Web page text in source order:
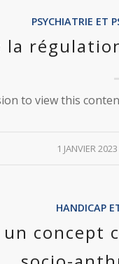
PSYCHIATRIE ET
la
to view this
1 JANVIER 2023
/
HANDICAP
concept